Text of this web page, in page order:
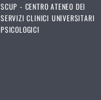
SCUP - CENTRO ATENEO DEI
SERVIZI CLINICI UNIVERSITARI
PSICOLOGICI